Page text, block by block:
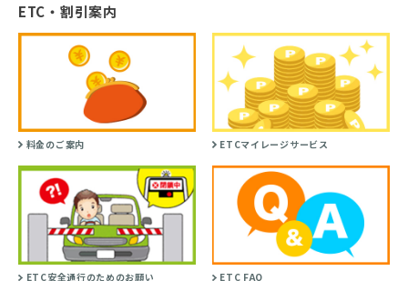
ETC・割引案内
料金のご案内 ETCマイレージサービス
ETC安全通行のためのお願い ETC FAQ